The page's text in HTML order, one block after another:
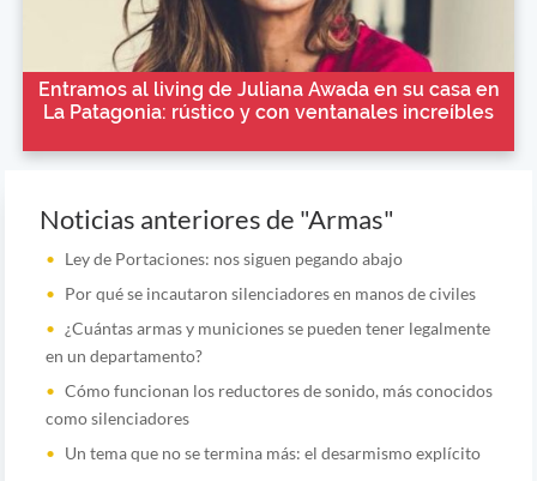
Entramos al living de Juliana Awada en su casa en
La Patagonia: rústico y con ventanales increíbles
Noticias anteriores de "Armas"
Ley de Portaciones: nos siguen pegando abajo
Por qué se incautaron silenciadores en manos de civiles
¿Cuántas armas y municiones se pueden tener legalmente
en un departamento?
Cómo funcionan los reductores de sonido, más conocidos
como silenciadores
Un tema que no se termina más: el desarmismo explícito